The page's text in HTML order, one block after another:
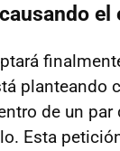
planteando
de un
Esta